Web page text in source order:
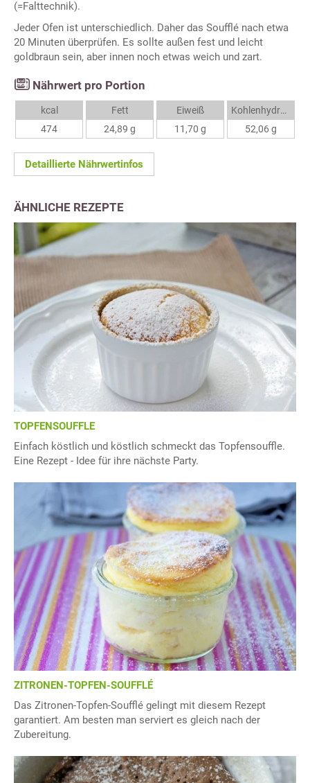
(=Falttechnik).
Jeder Ofen ist unterschiedlich. Daher das Soufflé nach etwa
20 Minuten überprüfen. Es sollte außen fest und leicht
goldbraun sein, aber innen noch etwas weich und zart.
Nährwert pro Portion
kcal
474
Fett
24,89 g
Eiweiß
11,70 g
Kohlenhydrate
52,06 g
Detaillierte Nährwertinfos
ÄHNLICHE REZEPTE
TOPFENSOUFFLE
Einfach köstlich und köstlich schmeckt das Topfensouffle.
Eine Rezept - Idee für ihre nächste Party.
ZITRONEN-TOPFEN-SOUFFLÉ
Das Zitronen-Topfen-Soufflé gelingt mit diesem Rezept
garantiert. Am besten man serviert es gleich nach der
Zubereitung.